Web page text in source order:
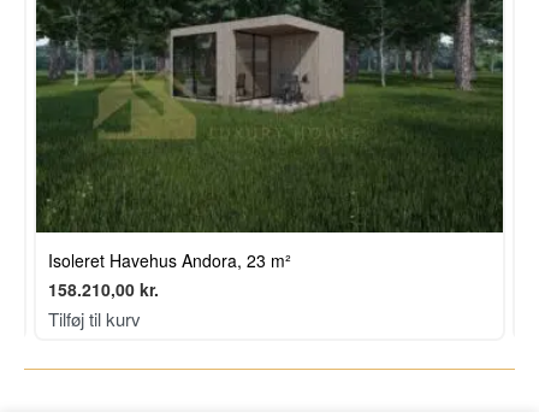
Isoleret Havehus Andora, 23 m²
158.210,00 kr.
Tilføj til kurv